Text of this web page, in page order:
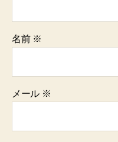
名前 ※
メール ※